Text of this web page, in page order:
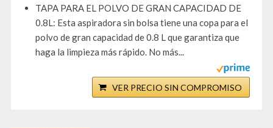
TAPA PARA EL POLVO DE GRAN CAPACIDAD DE
0.8L: Esta aspiradora sin bolsa tiene una copa para el
polvo de gran capacidad de 0.8 L que garantiza que
haga la limpieza más rápido. No más...
VER PRECIO SIN COMPROMISO